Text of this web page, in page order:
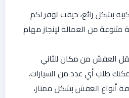
بشكل رائع، حيقت توفر لكم
من العمالة لإنجاز مهام
العفش من مكان للثاني
طلب أي عدد من السيارات.
أنواع العفش بشكل ممتاز،